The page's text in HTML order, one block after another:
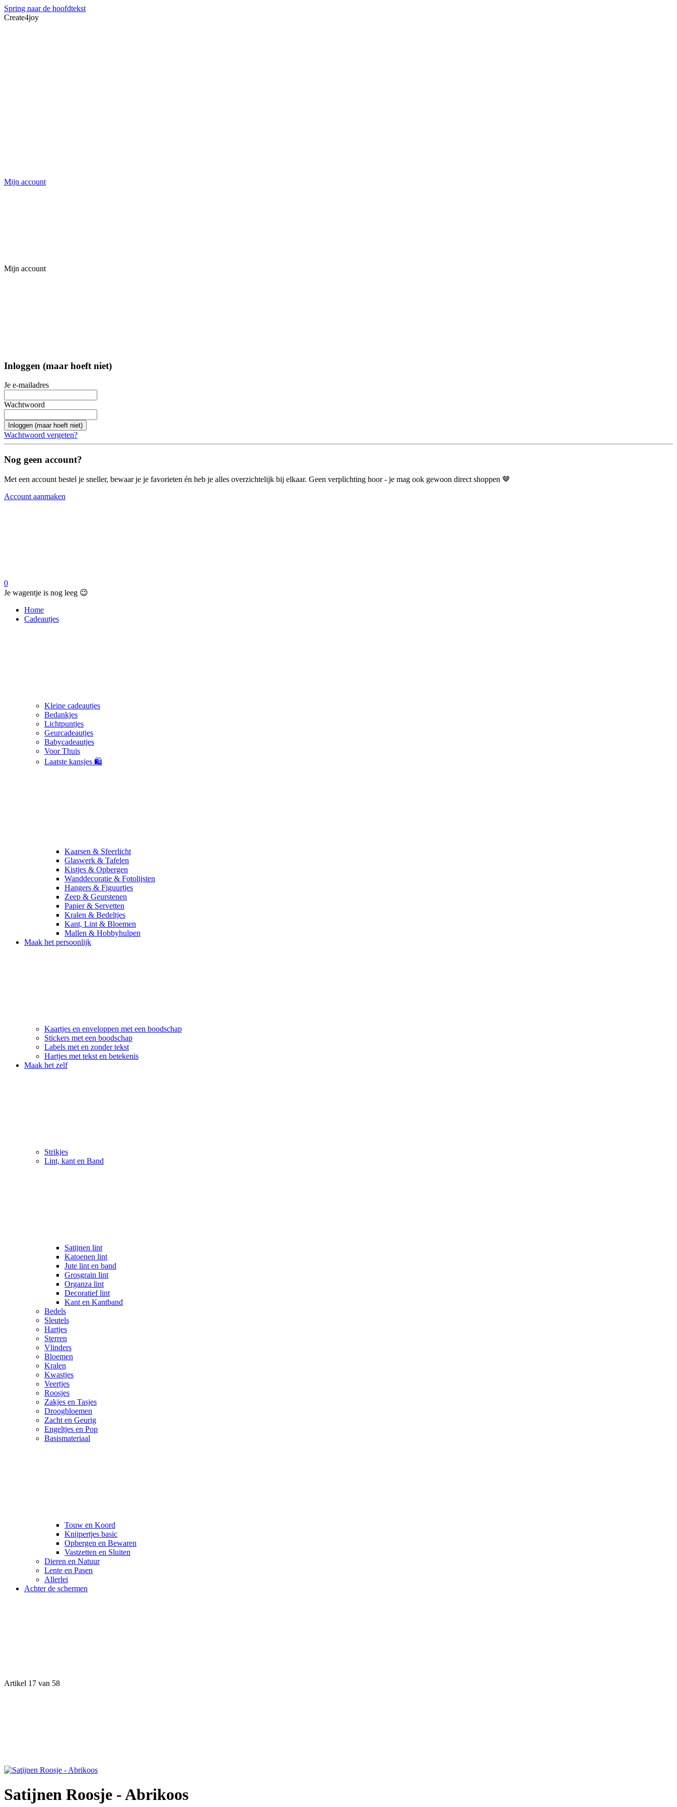
Spring naar de hoofdtekst
Create4joy
Mijn account
Mijn account
Inloggen (maar hoeft niet)
Je e-mailadres
Wachtwoord
Inloggen (maar hoeft niet)
Wachtwoord vergeten?
Nog geen account?
Met een account bestel je sneller, bewaar je je favorieten én heb je alles overzichtelijk bij elkaar. Geen verplichting hoor - je mag ook gewoon direct shoppen 🤎
Account aanmaken
0
Je wagentje is nog leeg 😉
Home
Cadeautjes
Kleine cadeautjes
Bedankjes
Lichtpuntjes
Geurcadeautjes
Babycadeautjes
Voor Thuis
Laatste kansjes 🛍️
Kaarsen & Sfeerlicht
Glaswerk & Tafelen
Kistjes & Opbergen
Wanddecoratie & Fotolijsten
Hangers & Figuurtjes
Zeep & Geurstenen
Papier & Servetten
Kralen & Bedeltjes
Kant, Lint & Bloemen
Mallen & Hobbyhulpen
Maak het persoonlijk
Kaartjes en enveloppen met een boodschap
Stickers met een boodschap
Labels met en zonder tekst
Hartjes met tekst en betekenis
Maak het zelf
Strikjes
Lint, kant en Band
Satijnen lint
Katoenen lint
Jute lint en band
Grosgrain lint
Organza lint
Decoratief lint
Kant en Kantband
Bedels
Sleutels
Hartjes
Sterren
Vlinders
Bloemen
Kralen
Kwastjes
Veertjes
Roosjes
Zakjes en Tasjes
Droogbloemen
Zacht en Geurig
Engeltjes en Pop
Basismateriaal
Touw en Koord
Knijpertjes basic
Opbergen en Bewaren
Vastzetten en Sluiten
Dieren en Natuur
Lente en Pasen
Allerlei
Achter de schermen
Artikel 17 van 58
Satijnen Roosje - Abrikoos